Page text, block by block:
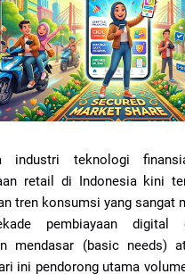
industri teknologi
retail di Indonesia kini
tren konsumsi yang sangat
pembiayaan digital
mendasar (basic needs)
ini pendorong utama